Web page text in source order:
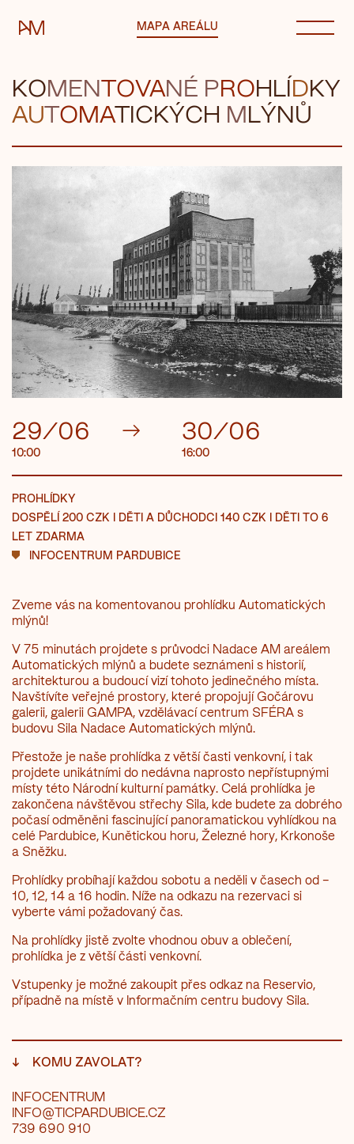
Automatické mlýny MAPA AREÁLU
KOMENTOVANÉ PROHLÍDKY
AUTOMATICKÝCH MLÝNŮ
29/06
10:00
→ 30/06
16:00
PROHLÍDKY
DOSPĚLÍ 200 CZK I DĚTI A DŮCHODCI 140 CZK I DĚTI TO 6
LET ZDARMA
INFOCENTRUM PARDUBICE
Zveme vás na komentovanou prohlídku Automatických
mlýnů!
V 75 minutách projdete s průvodci Nadace AM areálem
Automatických mlýnů a budete seznámeni s historií,
architekturou a budoucí vizí tohoto jedinečného místa.
Navštívíte veřejné prostory, které propojují Gočárovu
galerii, galerii GAMPA, vzdělávací centrum SFÉRA s
budovu Sila Nadace Automatických mlýnů.
Přestože je naše prohlídka z větší časti venkovní, i tak
projdete unikátními do nedávna naprosto nepřístupnými
místy této Národní kulturní památky. Celá prohlídka je
zakončena návštěvou střechy Sila, kde budete za dobrého
počasí odměněni fascinující panoramatickou vyhlídkou na
celé Pardubice, Kunětickou horu, Železné hory, Krkonoše
a Sněžku.
Prohlídky probíhají každou sobotu a neděli v časech od –
10, 12, 14 a 16 hodin. Níže na odkazu na rezervaci si
vyberte vámi požadovaný čas.
Na prohlídky jistě zvolte vhodnou obuv a oblečení,
prohlídka je z větší části venkovní.
Vstupenky je možné zakoupit přes odkaz na Reservio,
případně na místě v Informačním centru budovy Sila.
↓ KOMU ZAVOLAT?
INFOCENTRUM
INFO@TICPARDUBICE.CZ
739 690 910